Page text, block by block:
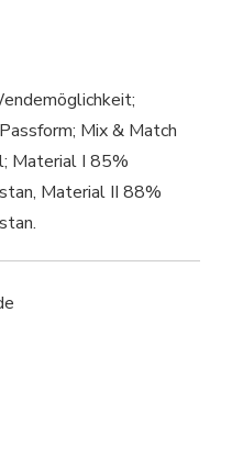
Mix & Match
Material I 85%
Material II 88%